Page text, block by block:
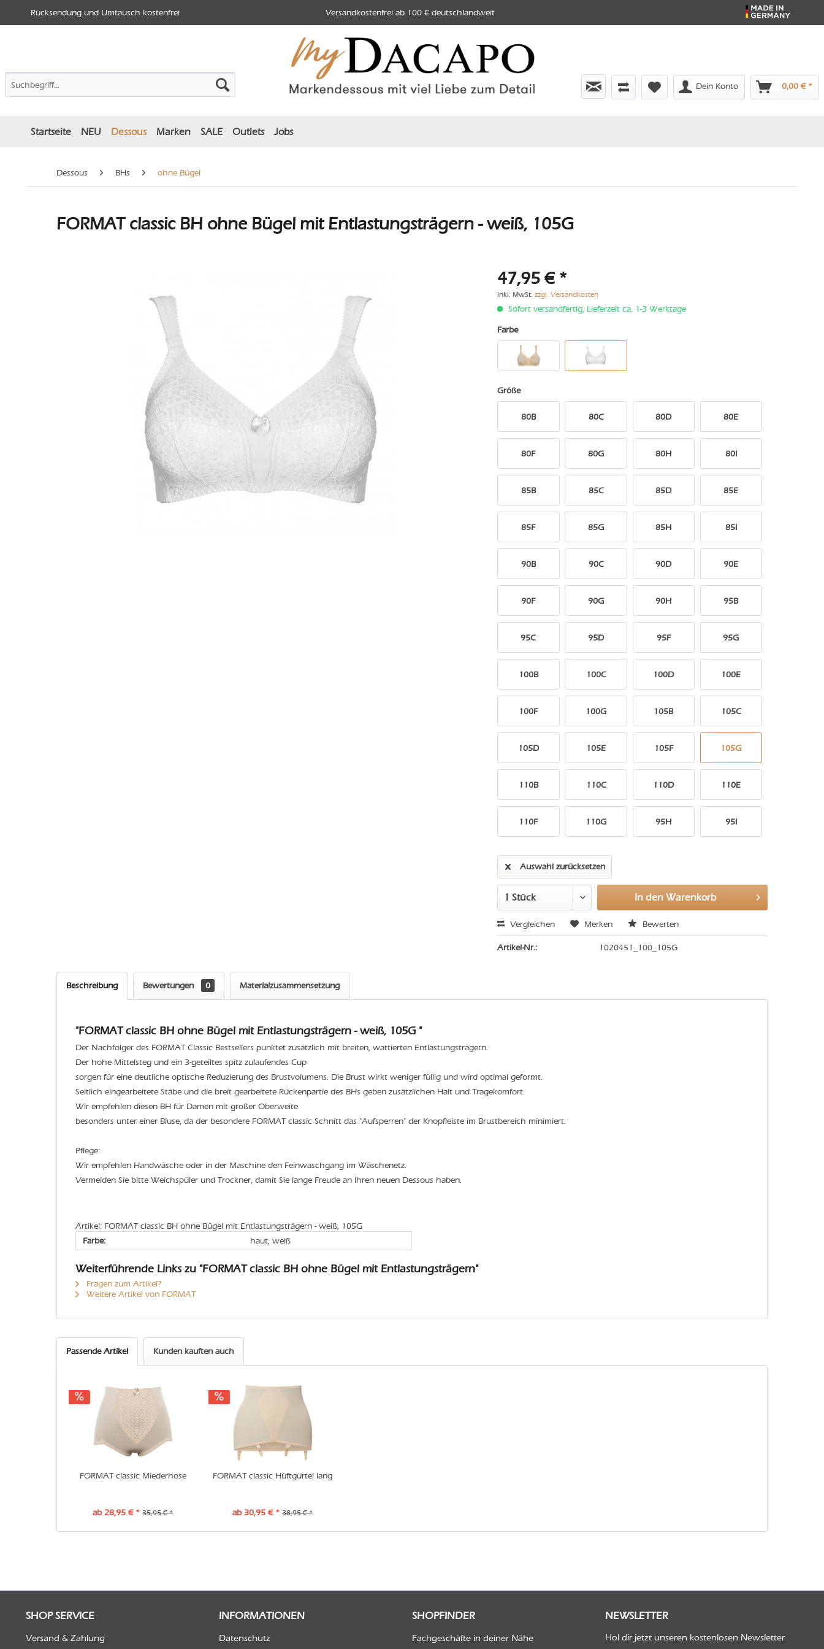
Rücksendung und Umtausch kostenfrei Versandkostenfrei ab 100 € deutschlandweit
Dein Konto 0,00 € *
Startseite NEU Dessous Marken SALE Outlets Jobs
Dessous BHs ohne Bügel
FORMAT classic BH ohne Bügel mit Entlastungsträgern - weiß, 105G
47,95 € *
inkl. MwSt.zzgl. Versandkosten
Sofort versandfertig, Lieferzeit ca. 1-3 Werktage
Farbe
Größe
80B 80C 80D 80E
80F 80G 80H 80I
85B 85C 85D 85E
85F 85G 85H 85I
90B 90C 90D 90E
90F 90G 90H 95B
95C 95D 95F 95G
100B 100C 100D 100E
100F 100G 105B 105C
105D 105E 105F 105G
110B 110C 110D 110E
110F 110G 95H 95I
Auswahl zurücksetzen
In den Warenkorb
Vergleichen Merken Bewerten
Artikel-Nr.: 1020451_100_105G
Beschreibung Bewertungen 0 Materialzusammensetzung
"FORMAT classic BH ohne Bügel mit Entlastungsträgern - weiß, 105G "
Der Nachfolger des FORMAT Classic Bestsellers punktet zusätzlich mit breiten, wattierten Entlastungsträgern.
Der hohe Mittelsteg und ein 3-geteiltes spitz zulaufendes Cup
sorgen für eine deutliche optische Reduzierung des Brustvolumens. Die Brust wirkt weniger füllig und wird optimal geformt.
Seitlich eingearbeitete Stäbe und die breit gearbeitete Rückenpartie des BHs geben zusätzlichen Halt und Tragekomfort.
Wir empfehlen diesen BH für Damen mit großer Oberweite
besonders unter einer Bluse, da der besondere FORMAT classic Schnitt das "Aufsperren" der Knopfleiste im Brustbereich minimiert.
Pflege:
Wir empfehlen Handwäsche oder in der Maschine den Feinwaschgang im Wäschenetz.
Vermeiden Sie bitte Weichspüler und Trockner, damit Sie lange Freude an Ihren neuen Dessous haben.
Artikel: FORMAT classic BH ohne Bügel mit Entlastungsträgern - weiß, 105G
Farbe:
haut, weiß
Weiterführende Links zu "FORMAT classic BH ohne Bügel mit Entlastungsträgern"
Fragen zum Artikel?
Weitere Artikel von FORMAT
Passende Artikel Kunden kauften auch
FORMAT classic Miederhose
ab 28,95 € * 35,95 € *
FORMAT classic Hüftgürtel lang
ab 30,95 € * 38,95 € *
SHOP SERVICE
Versand & Zahlung
INFORMATIONEN
Datenschutz
SHOPFINDER
Fachgeschäfte in deiner Nähe
NEWSLETTER
Hol dir jetzt unseren kostenlosen Newsletter